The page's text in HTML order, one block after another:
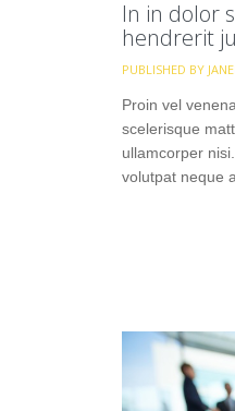
In in dolor
hendrerit
PUBLISHED BY
Proin vel
scelerisque
ullamcorper
volutpat neque